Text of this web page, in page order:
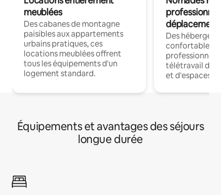
meublées
Des cabanes de montagne
paisibles aux appartements
urbains pratiques, ces
locations meublées offrent
tous les équipements d'un
logement standard.
déplacement
Des
confortables
professionnels
télétravail
et d'espaces
Équipements et avantages des séjours
longue durée